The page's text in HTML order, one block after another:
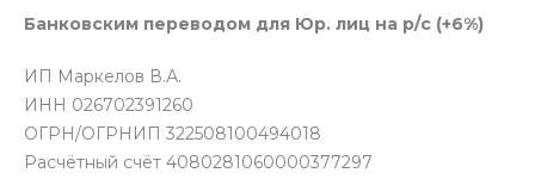
Банковским переводом для Юр. лиц на р/с (+6%)
ИП Маркелов В.А.
ИНН 026702391260
ОГРН/ОГРНИП 322508100494018
Расчётный счёт 4080281060000377297